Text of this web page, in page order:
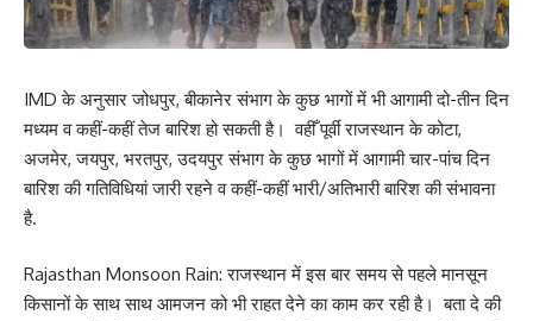
IMD के अनुसार जोधपुर, बीकानेर संभाग के कुछ भागों में भी आगामी दो-तीन दिन
मध्यम व कहीं-कहीं तेज बारिश हो सकती है। वहीँ पूर्वी राजस्थान के कोटा,
अजमेर, जयपुर, भरतपुर, उदयपुर संभाग के कुछ भागों में आगामी चार-पांच दिन
बारिश की गतिविधियां जारी रहने व कहीं-कहीं भारी/अतिभारी बारिश की संभावना
है.
Rajasthan Monsoon Rain: राजस्थान में इस बार समय से पहले मानसून
किसानों के साथ साथ आमजन को भी राहत देने का काम कर रही है। बता दे की